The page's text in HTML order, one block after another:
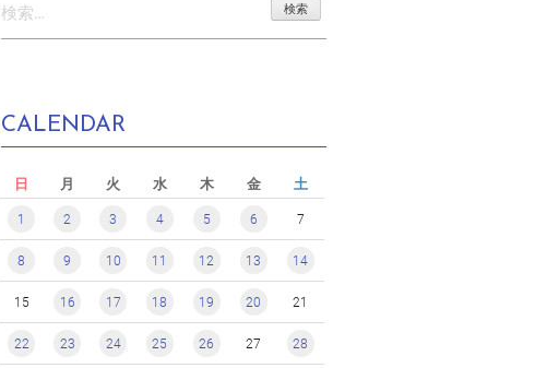
索:
CALENDAR
日 月 火 水 木 金 土
1 2 3 4 5 6 7
8 9 10 11 12 13 14
15 16 17 18 19 20 21
22 23 24 25 26 27 28